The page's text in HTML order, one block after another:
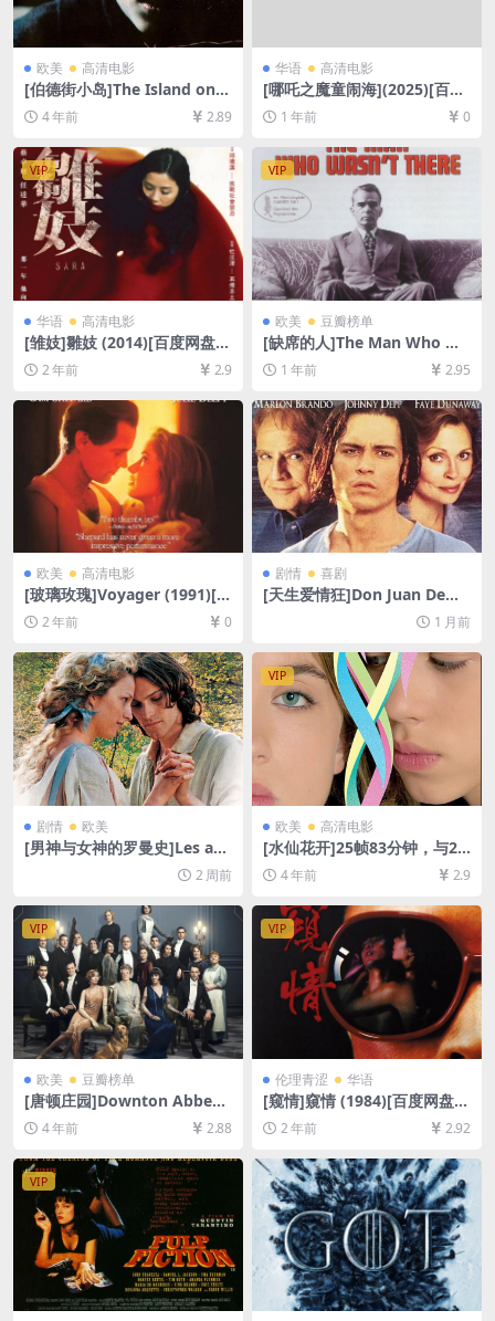
欧美 高清电影
[伯德街小岛]The Island on B
ird Street (1997)[百度网盘
+迅雷云盘资源1080P超清未
删减][MP4/6.6GB][中文字幕]
4 年前 2.89
华语 高清电影
[哪吒之魔童闹海](2025)[百度
网盘+夸克网盘4K/1080P超清
未删减资源][网盘在线播放/下
载][MP4/MKV][中文字幕]
1 年前 0
VIP
华语 高清电影
[雏妓]雛妓 (2014)[百度网盘
+夸克网盘1080P超清未删减
资源][网盘在线播放/下载][MP
2 年前 2.9
VIP
欧美 豆瓣榜单
[缺席的人]The Man Who Wa
sn’t There (2001)[百度网盘
+夸克网盘1080P超清未删减
4/8GB][中文字幕]
1 年前 2.95
欧美 高清电影
[玻璃玫瑰]Voyager (1991)[百
度网盘+夸克网盘1080P超清
未删减资源][网盘在线播放/下
载][MP4/7GB][中文字幕]
2 年前 0
剧情 喜剧
[天生爱情狂]Don Juan DeMa
rco (1994)[百度网盘+夸克网
盘1080P超清未删减资源][网
盘在线播放/下载][MP4/6.2G
B][中英字幕]
1 月前
剧情 欧美
[男神与女神的罗曼史]Les am
ours d’Astrée et de Célado
n (2007)[百度网盘+夸克网盘1
080P超清未删减资源][网盘在
线播放/下载][MP4/7.2GB][中
文字幕]
2 周前
VIP
欧美 高清电影
[水仙花开]25帧83分钟，与24
帧85分钟版本内容一致 Naiss
ance des pieuvres (2007)[百
度网盘+迅雷云盘资源1080P
超清未删减][MP4/5GB][中英
字幕]
4 年前 2.9
VIP
欧美 豆瓣榜单
[唐顿庄园]Downton Abbey
(2019)[百度网盘+迅雷云盘资
源1080P超清未删减][MP4/7.
4 年前 2.88
VIP
伦理青涩 华语
[窥情]窺情 (1984)[百度网盘
+夸克网盘1080P超清未删减
资源][网盘在线播放/下载][MP
2 年前 2.92
VIP